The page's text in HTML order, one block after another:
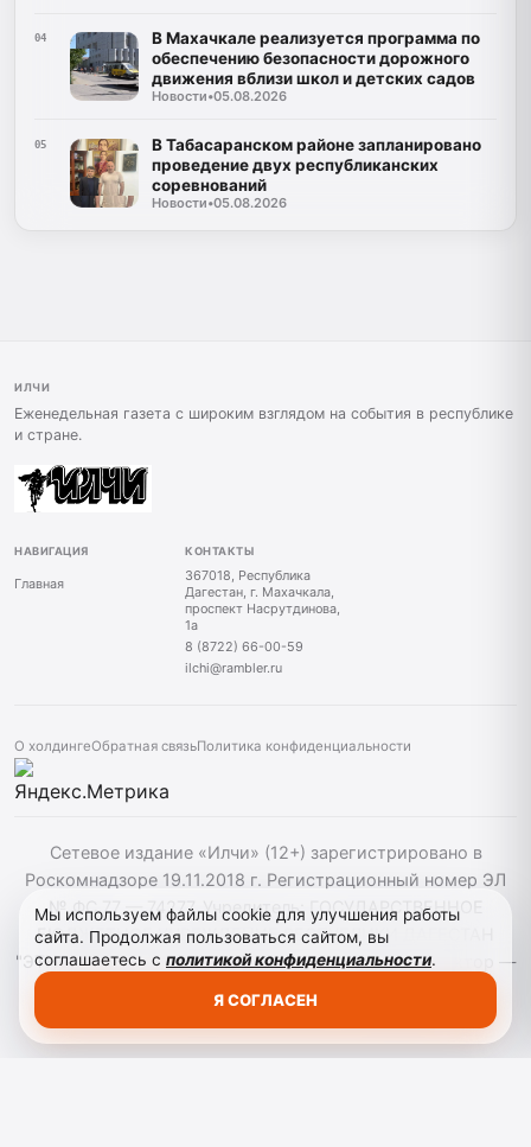
04
В Махачкале реализуется программа по
обеспечению безопасности дорожного
движения вблизи школ и детских садов
Новости•05.08.2026
05
В Табасаранском районе запланировано
проведение двух республиканских
соревнований
Новости•05.08.2026
ИЛЧИ
Еженедельная газета с широким взглядом на события в республике
и стране.
НАВИГАЦИЯ
Главная
КОНТАКТЫ
367018, Республика
Дагестан, г. Махачкала,
проспект Насрутдинова,
1а
8 (8722) 66-00-59
ilchi@rambler.ru
О холдингеОбратная связьПолитика конфиденциальности
Сетевое издание «Илчи» (12+) зарегистрировано в
Роскомнадзоре 19.11.2018 г. Регистрационный номер ЭЛ
№ ФС 77 — 74277. Учредитель: ГОСУДАРСТВЕННОЕ
БЮДЖЕТНОЕ УЧРЕЖДЕНИЕ РЕСПУБЛИКИ ДАГЕСТАН
"ЭТНОМЕДИАХОЛДИНГ "ДАГЕСТАН". Главный редактор —
Мы используем файлы cookie для улучшения работы
сайта. Продолжая пользоваться сайтом, вы
соглашаетесь с политикой конфиденциальности.
Я СОГЛАСЕН